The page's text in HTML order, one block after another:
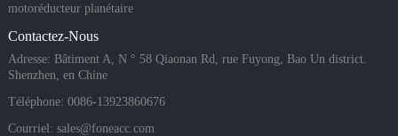
motoréducteur planétaire
Contactez-Nous
Adresse: Bâtiment A, N ° 58 Qiaonan Rd, rue Fuyong, Bao Un district.
Shenzhen, en Chine
Téléphone: 0086-13923860676
Courriel: sales@foneacc.com